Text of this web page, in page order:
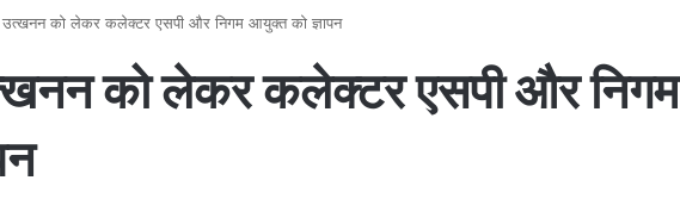
को लेकर कलेक्टर एसपी और निगम आयुक्त को ज्ञापन
को लेकर कलेक्टर एसपी और निगम